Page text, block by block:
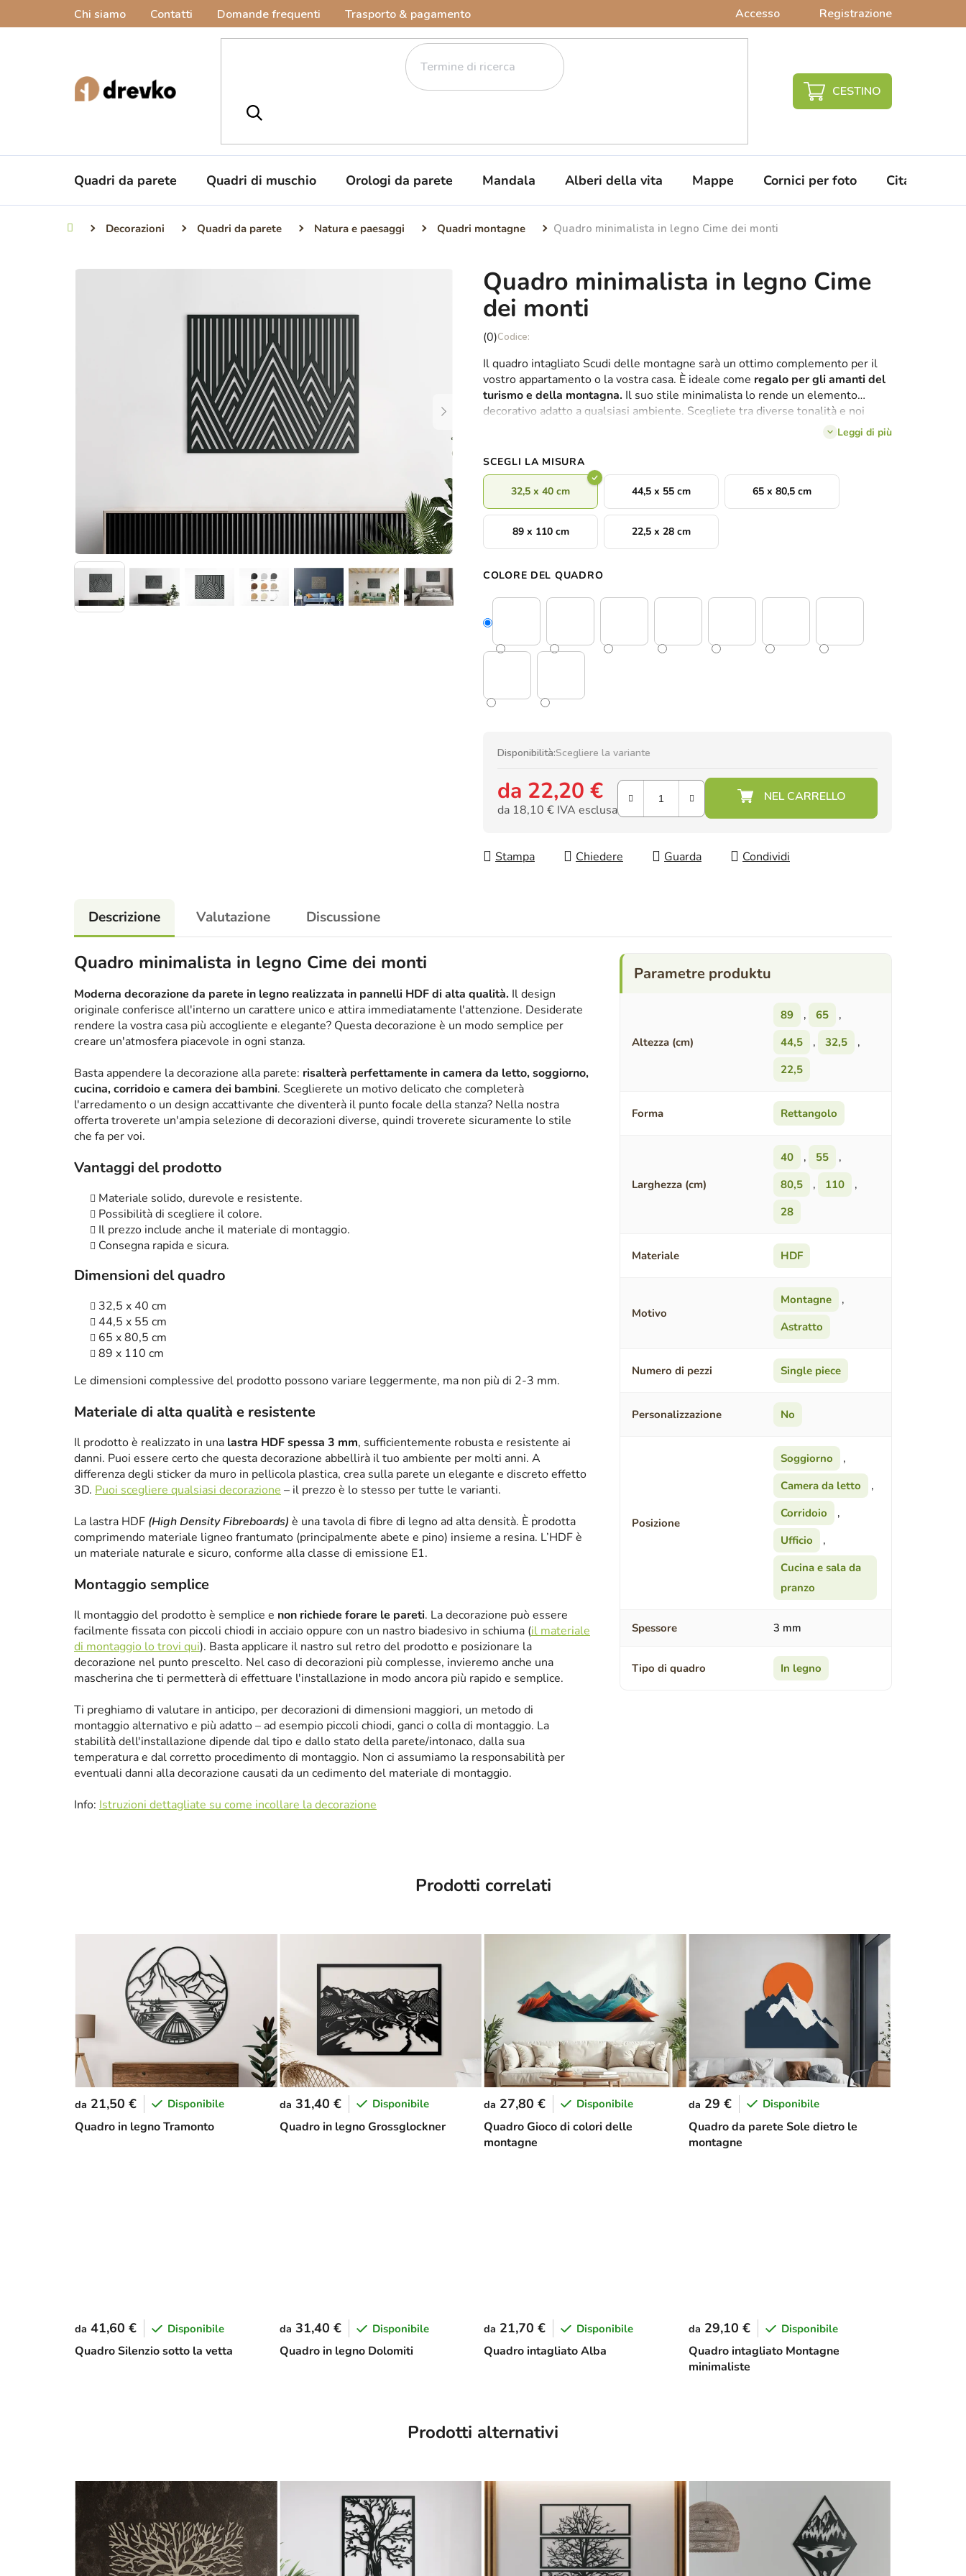
Chi siamo Contatti Domande frequenti Trasporto & pagamento Accesso Registrazione
CARRELLO
SPESA
Quadri da parete Quadri di muschio Orologi da parete Mandala Alberi della vita Mappe Cornici per foto Citazioni da
Casa Decorazioni Quadri da parete Natura e paesaggi Quadri montagne Quadro minimalista in legno Cime dei monti
Quadro minimalista in legno Cime
dei monti
La
media
del
prodotto
è
5
stelle.
(0)
Il quadro intagliato Scudi delle montagne sarà un ottimo complemento per il
vostro appartamento o la vostra casa. È ideale come regalo per gli amanti del
turismo e della montagna. Il suo stile minimalista lo rende un elemento
decorativo adatto a qualsiasi ambiente. Scegliete tra diverse tonalità e noi
Leggi di più
SCEGLI LA MISURA
32,5 x 40 cm 44,5 x 55 cm 65 x 80,5 cm
89 x 110 cm 22,5 x 28 cm
COLORE DEL QUADRO
Disponibilità:Scegliere la variante
da 22,20 €
da 18,10 € IVA esclusa
Stampa
Chiedere Guarda Condividi
Descrizione Valutazione Discussione
Quadro minimalista in legno Cime dei monti
Moderna decorazione da parete in legno realizzata in pannelli HDF di alta qualità. Il design
originale conferisce all'interno un carattere unico e attira immediatamente l'attenzione. Desiderate
rendere la vostra casa più accogliente e elegante? Questa decorazione è un modo semplice per
creare un'atmosfera piacevole in ogni stanza.
Basta appendere la decorazione alla parete: risalterà perfettamente in camera da letto, soggiorno,
cucina, corridoio e camera dei bambini. Sceglierete un motivo delicato che completerà
l'arredamento o un design accattivante che diventerà il punto focale della stanza? Nella nostra
offerta troverete un'ampia selezione di decorazioni diverse, quindi troverete sicuramente lo stile
che fa per voi.
Vantaggi del prodotto
Materiale solido, durevole e resistente.
Possibilità di scegliere il colore.
Il prezzo include anche il materiale di montaggio.
Consegna rapida e sicura.
Dimensioni del quadro
32,5 x 40 cm
44,5 x 55 cm
65 x 80,5 cm
89 x 110 cm
Le dimensioni complessive del prodotto possono variare leggermente, ma non più di 2-3 mm.
Materiale di alta qualità e resistente
Il prodotto è realizzato in una lastra HDF spessa 3 mm, sufficientemente robusta e resistente ai
danni. Puoi essere certo che questa decorazione abbellirà il tuo ambiente per molti anni. A
differenza degli sticker da muro in pellicola plastica, crea sulla parete un elegante e discreto effetto
3D. Puoi scegliere qualsiasi decorazione – il prezzo è lo stesso per tutte le varianti.
La lastra HDF (High Density Fibreboards) è una tavola di fibre di legno ad alta densità. È prodotta
comprimendo materiale ligneo frantumato (principalmente abete e pino) insieme a resina. L’HDF è
un materiale naturale e sicuro, conforme alla classe di emissione E1.
Montaggio semplice
Il montaggio del prodotto è semplice e non richiede forare le pareti. La decorazione può essere
facilmente fissata con piccoli chiodi in acciaio oppure con un nastro biadesivo in schiuma (il materiale
di montaggio lo trovi qui). Basta applicare il nastro sul retro del prodotto e posizionare la
decorazione nel punto prescelto. Nel caso di decorazioni più complesse, invieremo anche una
mascherina che ti permetterà di effettuare l'installazione in modo ancora più rapido e semplice.
Ti preghiamo di valutare in anticipo, per decorazioni di dimensioni maggiori, un metodo di
montaggio alternativo e più adatto – ad esempio piccoli chiodi, ganci o colla di montaggio. La
stabilità dell'installazione dipende dal tipo e dallo stato della parete/intonaco, dalla sua
temperatura e dal corretto procedimento di montaggio. Non ci assumiamo la responsabilità per
eventuali danni alla decorazione causati da un cedimento del materiale di montaggio.
Info: Istruzioni dettagliate su come incollare la decorazione
Altezza (cm)
89 , 65
,
44,5
, 32,5
,
22,5
Forma Rettangolo
Larghezza (cm)
40 , 55
,
80,5
, 110
,
28
Materiale HDF
Motivo
Montagne
,
Astratto
Numero di pezzi Single piece
Personalizzazione No
Posizione
Soggiorno
,
Camera da letto
,
Corridoio
,
Ufficio
,
Cucina e sala da
pranzo
Spessore 3 mm
Tipo di quadro In legno
Prodotti correlati
Quadro in legno Tramonto
da 21,50 € Disponibile
Quadro in legno Grossglockner
da 31,40 € Disponibile
Quadro Gioco di colori delle
montagne
da 27,80 € Disponibile
Quadro da parete Sole dietro le
montagne
da 29 € Disponibile
Quadro Silenzio sotto la vetta
da 41,60 € Disponibile
Quadro in legno Dolomiti
da 31,40 € Disponibile
Quadro intagliato Alba
da 21,70 € Disponibile
Quadro intagliato Montagne
minimaliste
da 29,10 € Disponibile
Prodotti alternativi